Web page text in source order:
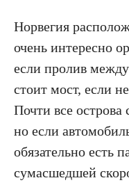
Норвегия
очень интересно
если пролив
стоит мост, если
Почти все острова
но если
обязательно есть
сумасшедшей